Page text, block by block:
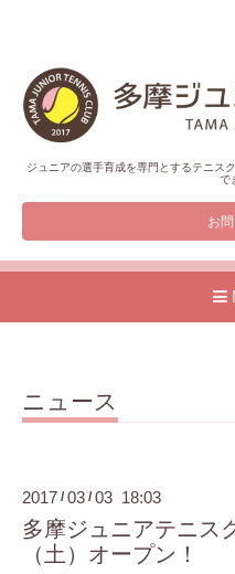
ジュニアの選手育成を専門とするテニス
で
お
ニュース
2017 /03 /03 18:03
多摩ジュニアテニ
（土）オープン！